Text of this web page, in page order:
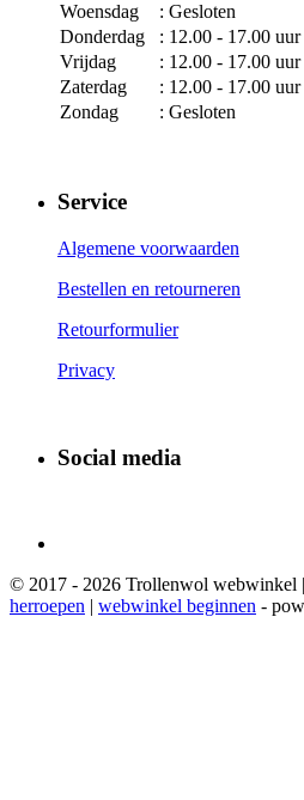
Woensdag
: Gesloten
Donderdag
: 12.00 - 17.00 uur
Vrijdag
: 12.00 - 17.00 uur
Zaterdag
: 12.00 - 17.00 uur
Zondag
: Gesloten
Service
Algemene voorwaarden
Bestellen en retourneren
Retourformulier
Privacy
Social media
© 2017 - 2026 Trollenwol webwinkel |
herroepen | webwinkel beginnen -